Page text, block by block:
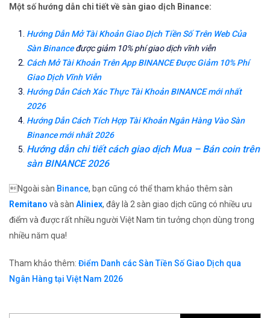
Một số hướng dẫn chi tiết về sàn giao dịch Binance:
Hướng Dẫn Mở Tài Khoản Giao Dịch Tiền Số Trên Web Của
Sàn Binanceđược giảm 10% phí giao dịch vĩnh viễn
Cách Mở Tài Khoản Trên App BINANCE Được Giảm 10% Phí
Giao Dịch Vĩnh Viễn
Hướng Dẫn Cách Xác Thực Tài Khoản BINANCE mới nhất
2026
Hướng Dẫn Cách Tích Hợp Tài Khoản Ngân Hàng Vào Sàn
Binance mới nhất 2026
Hướng dẫn chi tiết cách giao dịch Mua – Bán coin trên
sàn BINANCE 2026
Ngoài sàn Binance, bạn cũng có thể tham khảo thêm sàn
Remitano và sàn Aliniex, đây là 2 sàn giao dịch cũng có nhiều ưu
điểm và được rất nhiều người Việt Nam tin tưởng chọn dùng trong
nhiều năm qua!
Tham khảo thêm: Điểm Danh các Sàn Tiền Số Giao Dịch qua
Ngân Hàng tại Việt Nam 2026